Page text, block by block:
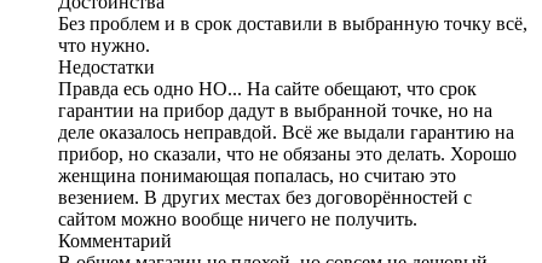
Без проблем и в срок доставили в выбранную точку всё,
что нужно.
Недостатки
Правда есь одно НО... На сайте обещают, что срок
гарантии на прибор дадут в выбранной точке, но на
деле оказалось неправдой. Всё же выдали гарантию на
прибор, но сказали, что не обязаны это делать. Хорошо
женщина понимающая попалась, но считаю это
везением. В других местах без договорённостей с
сайтом можно вообще ничего не получить.
Комментарий